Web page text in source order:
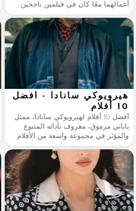
أعمالهما معًا كان في فيلمين ناجحين
"#PrettyWoman" (1990)، تتألق روبرتس
بدور فيفيان وارد، مرافقة هوليوودية
سريعة البديهة، مقابل جير، مدير أعماله
الأنيق.
هيرويوكي سانادا - أفضل
10 أفلام
أفضل 10 أفلام لهيرويوكي سانادا، ممثل
ياباني مرموق، معروف بأدائه المتنوع
والمؤثر في مجموعة واسعة من الأفلام.
وبراعته الدرامية، وقد ظهر في أفلام
يابانية وعالمية.